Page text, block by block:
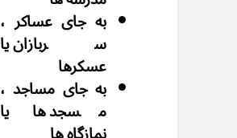
به جای عساکر ،
سربازان یا
عسکرها
به جای مساجد ،
مسجد ها یا